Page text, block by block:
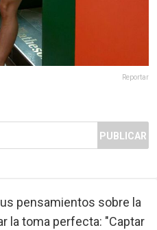
Reportar
PUBLICAR
pensamientos sobre la
la toma perfecta: "Captar